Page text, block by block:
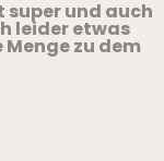
super und auch
leider etwas
zu dem